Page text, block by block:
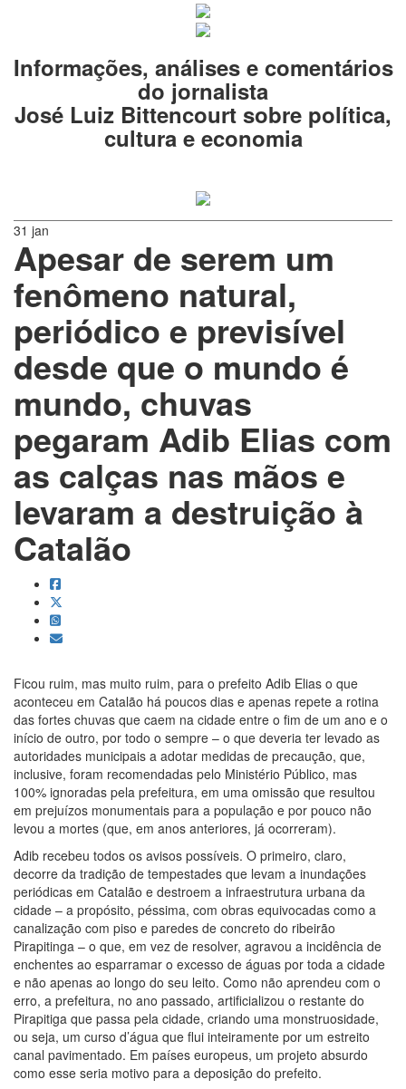
Informações, análises e comentários
do jornalista
José Luiz Bittencourt sobre política,
cultura e economia
31 jan
Apesar de serem um
fenômeno natural,
periódico e previsível
desde que o mundo é
mundo, chuvas
pegaram Adib Elias com
as calças nas mãos e
levaram a destruição à
Catalão
Ficou ruim, mas muito ruim, para o prefeito Adib Elias o que
aconteceu em Catalão há poucos dias e apenas repete a rotina
das fortes chuvas que caem na cidade entre o fim de um ano e o
início de outro, por todo o sempre – o que deveria ter levado as
autoridades municipais a adotar medidas de precaução, que,
inclusive, foram recomendadas pelo Ministério Público, mas
100% ignoradas pela prefeitura, em uma omissão que resultou
em prejuízos monumentais para a população e por pouco não
levou a mortes (que, em anos anteriores, já ocorreram).
Adib recebeu todos os avisos possíveis. O primeiro, claro,
decorre da tradição de tempestades que levam a inundações
periódicas em Catalão e destroem a infraestrutura urbana da
cidade – a propósito, péssima, com obras equivocadas como a
canalização com piso e paredes de concreto do ribeirão
Pirapitinga – o que, em vez de resolver, agravou a incidência de
enchentes ao esparramar o excesso de águas por toda a cidade
e não apenas ao longo do seu leito. Como não aprendeu com o
erro, a prefeitura, no ano passado, artificializou o restante do
Pirapitiga que passa pela cidade, criando uma monstruosidade,
ou seja, um curso d’água que flui inteiramente por um estreito
canal pavimentado. Em países europeus, um projeto absurdo
como esse seria motivo para a deposição do prefeito.